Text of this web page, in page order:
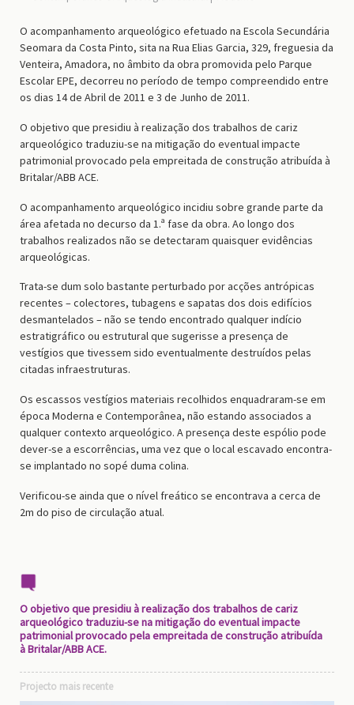
O acompanhamento arqueológico efetuado na Escola Secundária
Seomara da Costa Pinto, sita na Rua Elias Garcia, 329, freguesia da
Venteira, Amadora, no âmbito da obra promovida pelo Parque
Escolar EPE, decorreu no período de tempo compreendido entre
os dias 14 de Abril de 2011 e 3 de Junho de 2011.
O objetivo que presidiu à realização dos trabalhos de cariz
arqueológico traduziu-se na mitigação do eventual impacte
patrimonial provocado pela empreitada de construção atribuída à
Britalar/ABB ACE.
O acompanhamento arqueológico incidiu sobre grande parte da
área afetada no decurso da 1.ª fase da obra. Ao longo dos
trabalhos realizados não se detectaram quaisquer evidências
arqueológicas.
Trata-se dum solo bastante perturbado por acções antrópicas
recentes – colectores, tubagens e sapatas dos dois edifícios
desmantelados – não se tendo encontrado qualquer indício
estratigráfico ou estrutural que sugerisse a presença de
vestígios que tivessem sido eventualmente destruídos pelas
citadas infraestruturas.
Os escassos vestígios materiais recolhidos enquadraram-se em
época Moderna e Contemporânea, não estando associados a
qualquer contexto arqueológico. A presença deste espólio pode
dever-se a escorrências, uma vez que o local escavado encontra-
se implantado no sopé duma colina.
Verificou-se ainda que o nível freático se encontrava a cerca de
2m do piso de circulação atual.
O objetivo que presidiu à realização dos trabalhos de cariz
arqueológico traduziu-se na mitigação do eventual impacte
patrimonial provocado pela empreitada de construção atribuída
à Britalar/ABB ACE.
Projecto mais recente